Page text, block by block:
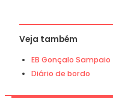
Veja também
EB Gonçalo Sampaio
Diário de bordo